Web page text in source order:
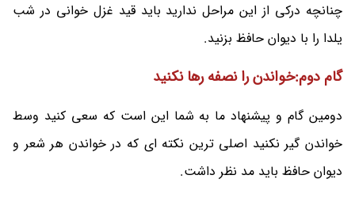
چنانچه درکی از این مراحل ندارید باید قید غزل خوانی در شب
یلدا را با دیوان حافظ بزنید.
گام دوم:خواندن را نصفه رها نکنید
دومین گام و پیشنهاد ما به شما این است که سعی کنید وسط
خواندن گیر نکنید اصلی ترین نکته ای که در خواندن هر شعر و
دیوان حافظ باید مد نظر داشت.